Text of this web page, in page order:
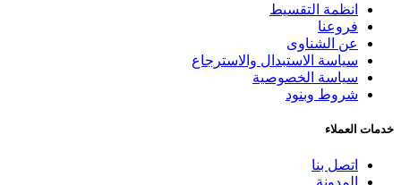
انظمة التقسيط
فروعنا
عن الشناوى
سياسة الاستبدال والاسترجاع
سياسة الخصوصية
شروط وبنود
خدمات العملاء
اتصل بنا